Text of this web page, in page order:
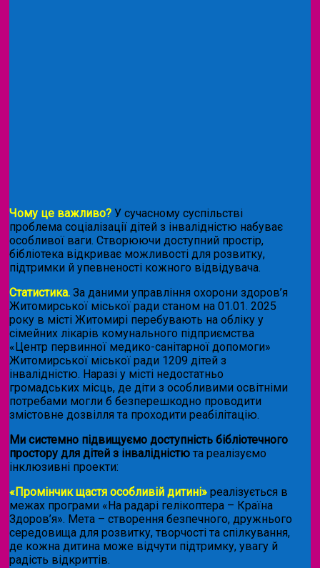
Чому це важливо? У сучасному суспільстві
проблема соціалізації дітей з інвалідністю набуває
особливої ваги. Створюючи доступний простір,
бібліотека відкриває можливості для розвитку,
підтримки й упевненості кожного відвідувача.
Статистика. За даними управління охорони здоров’я
Житомирської міської ради станом на 01.01. 2025
року в місті Житомирі перебувають на обліку у
сімейних лікарів комунального підприємства
«Центр первинної медико-санітарної допомоги»
Житомирської міської ради 1209 дітей з
інвалідністю. Наразі у місті недостатньо
громадських місць, де діти з особливими освітніми
потребами могли б безперешкодно проводити
змістовне дозвілля та проходити реабілітацію.
Ми системно підвищуємо доступність бібліотечного
простору для дітей з інвалідністю та реалізуємо
інклюзивні проекти:
«Промінчик щастя особливій дитині» реалізується в
межах програми «На радарі гелікоптера – Країна
Здоров’я». Мета – створення безпечного, дружнього
середовища для розвитку, творчості та спілкування,
де кожна дитина може відчути підтримку, увагу й
радість відкриттів.